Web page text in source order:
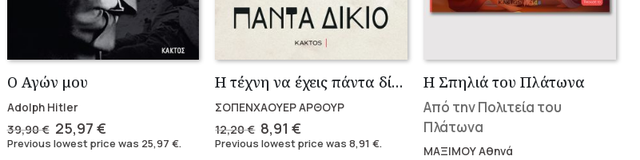
Ο Αγών μου
Adolph Hitler
39,90€ Original
price
25,97 €Current
price
Previous lowest price was 25,97 €.
Η τέχνη να έχεις πάντα δίκαιο
ΣΟΠΕΝΧΑΟΥΕΡ ΑΡΘΟΥΡ
12,20€ Original
price
8,91€
price
Previous lowest price was8,91€.
Η Σπηλιά του Πλάτωνα
Από την Πολιτεία του
Πλάτωνα
ΜΑΞΙΜΟΥ Αθηνά